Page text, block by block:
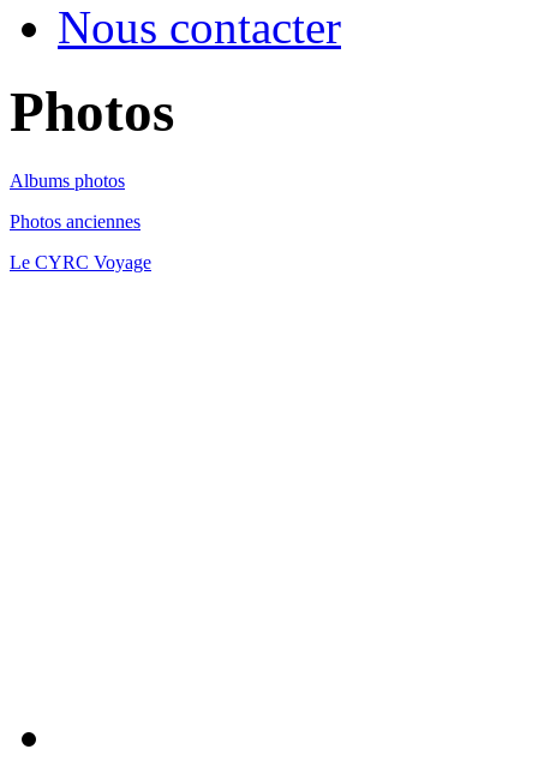
Nous contacter
Photos
Albums photos
Photos anciennes
Le CYRC Voyage